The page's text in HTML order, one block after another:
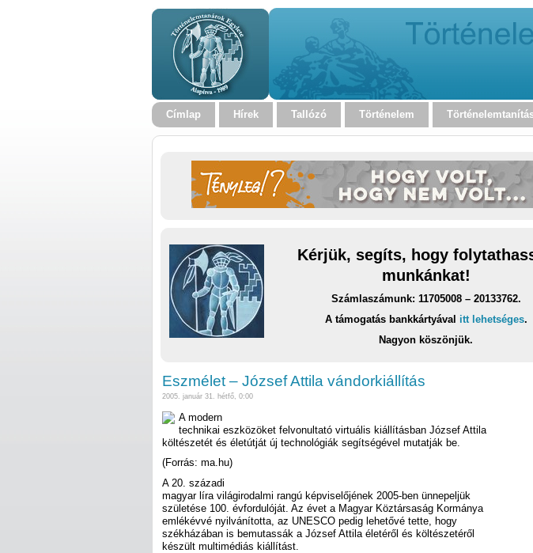
Címlap Hírek Tallózó Történelem
Kérjük, segíts, hogy
munkánkat!
Számlaszámunk: 11705008 – 20133762.
A támogatás bankkártyával itt lehetséges.
Nagyon köszönjük.
Eszmélet – József Attila vándorkiállítás
2005. január 31. hétfő, 0:00
A modern
technikai eszközöket felvonultató virtuális kiállításban József Attila
költészetét és életútját új technológiák segítségével mutatják be.
(Forrás: ma.hu)
A 20. századi
magyar líra világirodalmi rangú képviselőjének 2005-ben ünnepeljük
születése 100. évfordulóját. Az évet a Magyar Köztársaság Kormánya
emlékévvé nyilvánította, az UNESCO pedig lehetővé tette, hogy
székházában is bemutassák a József Attila életéről és költészetéről
készült multimédiás kiállítást.